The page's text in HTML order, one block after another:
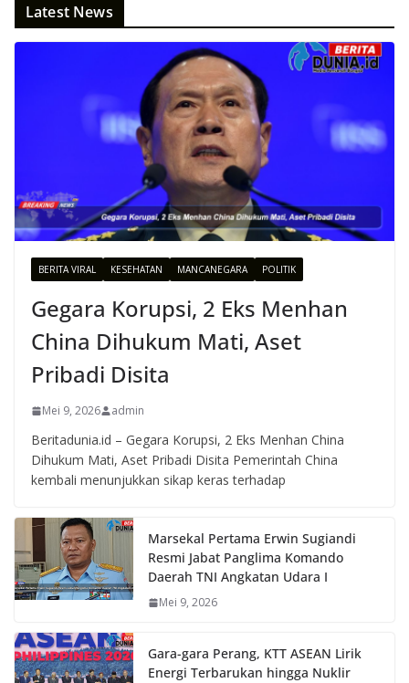
Latest News
BERITA VIRAL KESEHATAN MANCANEGARA POLITIK
Gegara Korupsi, 2 Eks Menhan
China Dihukum Mati, Aset
Pribadi Disita
Mei 9, 2026 admin
Beritadunia.id – Gegara Korupsi, 2 Eks Menhan China
Dihukum Mati, Aset Pribadi Disita Pemerintah China
kembali menunjukkan sikap keras terhadap
Marsekal Pertama Erwin Sugiandi
Resmi Jabat Panglima Komando
Daerah TNI Angkatan Udara I
Mei 9, 2026
Gara-gara Perang, KTT ASEAN Lirik
Energi Terbarukan hingga Nuklir